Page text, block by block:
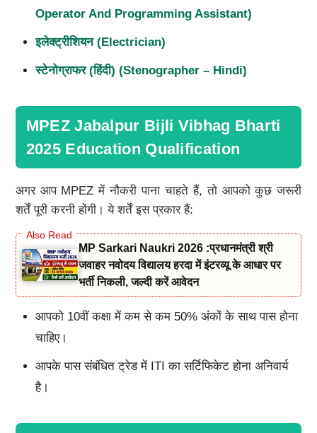
Operator And Programming Assistant)
इलेक्ट्रीशियन (Electrician)
स्टेनोग्राफर (हिंदी) (Stenographer – Hindi)
MPEZ Jabalpur Bijli Vibhag Bharti
2025 Education Qualification
अगर आप MPEZ में नौकरी पाना चाहते हैं, तो आपको कुछ जरूरी
शर्तें पूरी करनी होंगी। ये शर्तें इस प्रकार हैं:
MP Sarkari Naukri 2026 :प्रधानमंत्री श्री
जवाहर नवोदय विद्यालय हरदा में इंटरव्यू के आधार पर
भर्ती निकली, जल्दी करें आवेदन
आपको 10वीं कक्षा में कम से कम 50% अंकों के साथ पास होना
चाहिए।
आपके पास संबंधित ट्रेड में ITI का सर्टिफिकेट होना अनिवार्य
है।